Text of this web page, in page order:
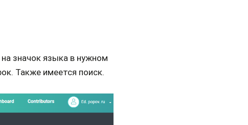
значок языка в нужном
Также имеется поиск.